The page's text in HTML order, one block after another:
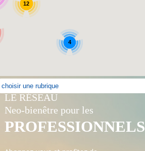
4
12
LE RÉSEAU
Neo-bienêtre pour les
PROFESSIONNELS